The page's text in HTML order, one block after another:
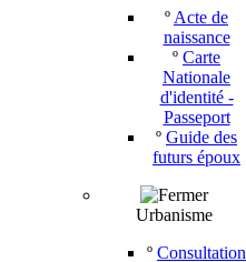
º Acte de
naissance
º Carte
Nationale
d'identité -
Passeport
º Guide des
futurs époux
Urbanisme
º Consultation